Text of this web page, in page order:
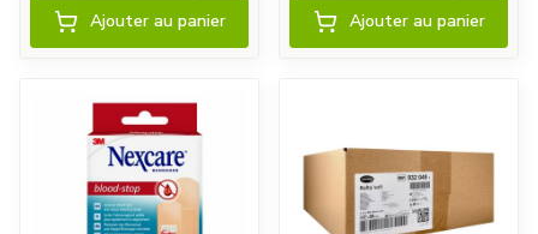
Ajouter au panier Ajouter au panier